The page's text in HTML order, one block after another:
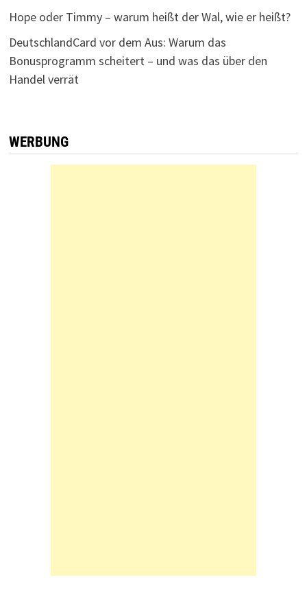
Hope oder Timmy – warum heißt der Wal, wie er heißt?
DeutschlandCard vor dem Aus: Warum das
Bonusprogramm scheitert – und was das über den
Handel verrät
WERBUNG